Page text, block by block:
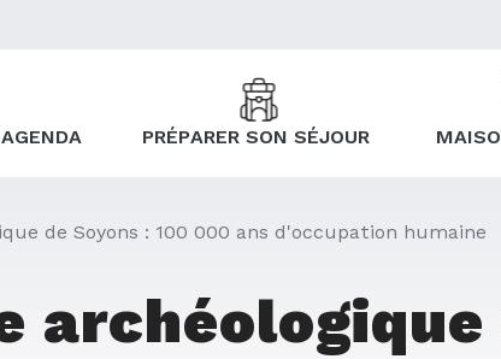
PRÉPARER SON SÉJOUR
de Soyons : 100 000 ans d'occupation humaine
archéologique